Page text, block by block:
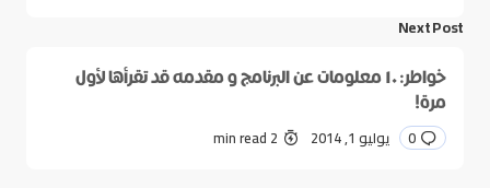
Next Post
خواطر: ١٠ معلومات عن البرنامج و مقدمه قد تقرأها لأول
مرة!
0 يوليو 1, 2014 2 min read